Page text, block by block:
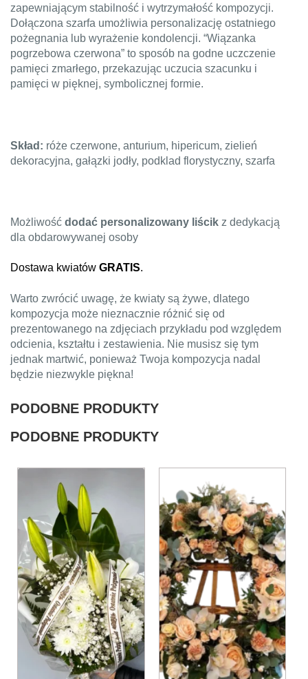
zapewniającym stabilność i wytrzymałość kompozycji.
Dołączona szarfa umożliwia personalizację ostatniego
pożegnania lub wyrażenie kondolencji. “Wiązanka
pogrzebowa czerwona” to sposób na godne uczczenie
pamięci zmarłego, przekazując uczucia szacunku i
pamięci w pięknej, symbolicznej formie.
Skład: róże czerwone, anturium, hipericum, zielień
dekoracyjna, gałązki jodły, podklad florystyczny, szarfa
Możliwość dodać personalizowany liścik z dedykacją
dla obdarowywanej osoby
Dostawa kwiatów GRATIS.
Warto zwrócić uwagę, że kwiaty są żywe, dlatego
kompozycja może nieznacznie różnić się od
prezentowanego na zdjęciach przykładu pod względem
odcienia, kształtu i zestawienia. Nie musisz się tym
jednak martwić, ponieważ Twoja kompozycja nadal
będzie niezwykle piękna!
PODOBNE PRODUKTY
PODOBNE PRODUKTY